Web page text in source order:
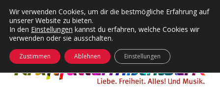
Kategorien
Menü
24 Hours Chilling
Die Wende
KFMW-Disco
Dates
öffnen
Wir verwenden Cookies, um dir die bestmögliche Erfahrung auf
unserer Website zu bieten.
In den Einstellungen kannst du erfahren, welche Cookies wir
verwenden oder sie ausschalten.
Zustimmen Ablehnen Einstellungen